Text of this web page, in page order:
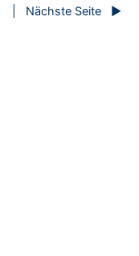
Nächste Seite